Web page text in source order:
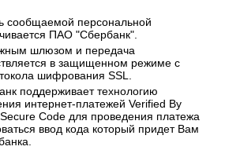
сообщаемой персональной
ПАО "Сбербанк".
шлюзом и передача
в защищенном режиме с
шифрования SSL.
поддерживает технологию
интернет-платежей Verified By
Code для проведения платежа
ввод кода который придет Вам